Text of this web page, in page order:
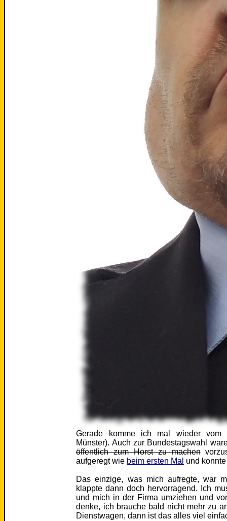
Gerade komme ich mal wieder vom
Münster). Auch zur Bundestagswahl
öffentlich zum Horst zu machen
aufgeregt wie beim ersten Mal und
Das einzige, was mich aufregte, war
klappte dann doch hervorragend. Ich
und mich in der Firma umziehen und
denke, ich brauche bald nicht mehr zu
Dienstwagen, dann ist das alles viel